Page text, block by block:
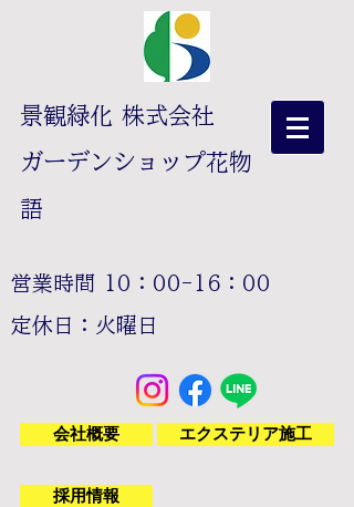
景観緑化 株式会社
ガーデンショップ花物
語
営業時間 10：00-16：00
​定休日：火曜日
会社概要 エクステリア施工
採用情報